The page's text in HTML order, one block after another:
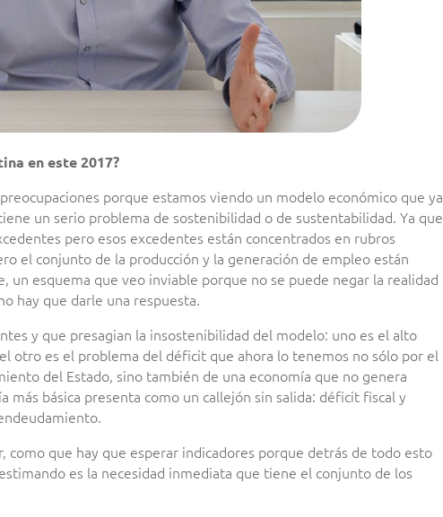
en este 2017?
porque estamos viendo un modelo económico que ya
un serio problema de sostenibilidad o de sustentabilidad. Ya que
pero esos excedentes están concentrados en rubros
el conjunto de la producción y la generación de empleo están
un esquema que veo inviable porque no se puede negar la realidad
hay que darle una respuesta.
y que presagian la insostenibilidad del modelo: uno es el alto
otro es el problema del déficit que ahora lo tenemos no sólo por el
del Estado, sino también de una economía que no genera
más básica presenta como un callejón sin salida: déficit fiscal y
como que hay que esperar indicadores porque detrás de todo esto
es la necesidad inmediata que tiene el conjunto de los